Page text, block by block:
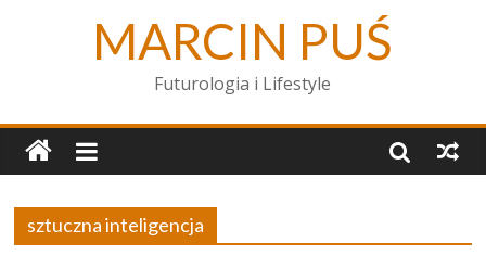
MARCIN PUŚ
Futurologia i Lifestyle
sztuczna inteligencja